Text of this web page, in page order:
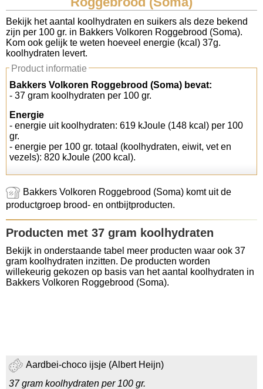
Koolhydraten tellen
Links
Bekijk het aantal koolhydraten en suikers als deze bekend
zijn per 100 gr. in Bakkers Volkoren Roggebrood (Soma).
Kom ook gelijk te weten hoeveel energie (kcal) 37g.
koolhydraten levert.
Product informatie
Bakkers Volkoren Roggebrood (Soma) bevat:
- 37 gram koolhydraten per 100 gr.
Energie
- energie uit koolhydraten: 619 kJoule (148 kcal) per 100
gr.
- energie per 100 gr. totaal (koolhydraten, eiwit, vet en
vezels): 820 kJoule (200 kcal).
Bakkers Volkoren Roggebrood (Soma) komt uit de
productgroep brood- en ontbijtproducten.
Producten met 37 gram koolhydraten
Bekijk in onderstaande tabel meer producten waar ook 37
gram koolhydraten inzitten. De producten worden
willekeurig gekozen op basis van het aantal koolhydraten in
Bakkers Volkoren Roggebrood (Soma).
Aardbei-choco ijsje (Albert Heijn)
37 gram koolhydraten per 100 gr.